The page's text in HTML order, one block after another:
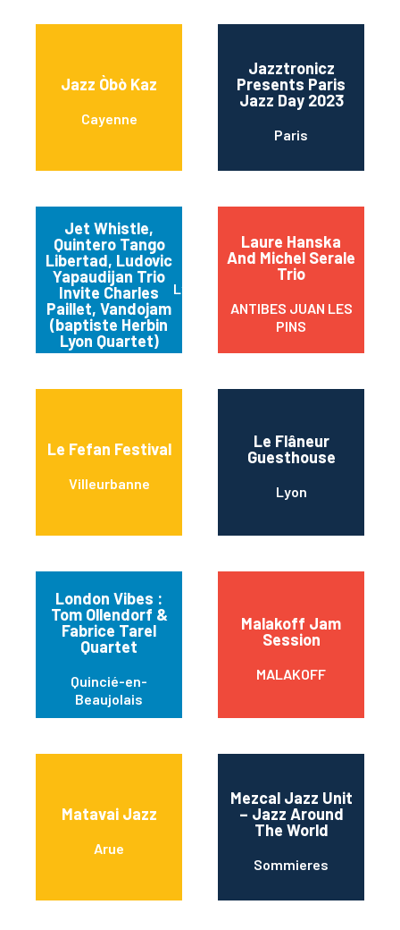
Jazz Òbò Kaz
Cayenne
Jazztronicz
Presents Paris
Jazz Day 2023
Paris
Jet Whistle,
Quintero Tango
Libertad, Ludovic
Yapaudijan Trio
Invite Charles
Paillet, Vandojam
(baptiste Herbin
Lyon Quartet)
Lyon
Laure Hanska
And Michel Serale
Trio
ANTIBES JUAN LES
PINS
Le Fefan Festival
Villeurbanne
Le Flâneur
Guesthouse
Lyon
London Vibes :
Tom Ollendorf &
Fabrice Tarel
Quartet
Quincié-en-
Beaujolais
Malakoff Jam
Session
MALAKOFF
Matavai Jazz
Arue
Mezcal Jazz Unit
– Jazz Around
The World
Sommieres